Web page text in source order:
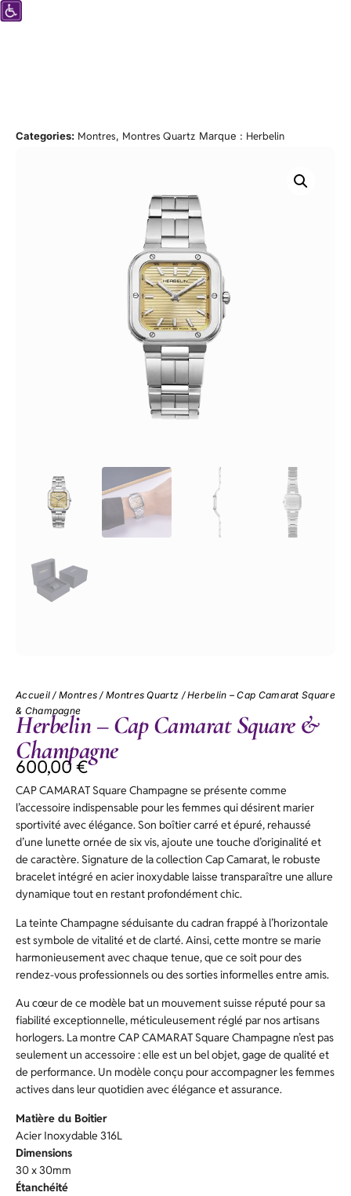
Categories: Montres, Montres Quartz Marque : Herbelin
Accueil /Montres /Montres Quartz / Herbelin – Cap Camarat Square
& Champagne
Herbelin – Cap Camarat Square &
Champagne
600,00€
CAP CAMARAT Square Champagne se présente comme
l’accessoire indispensable pour les femmes qui désirent marier
sportivité avec élégance. Son boîtier carré et épuré, rehaussé
d’une lunette ornée de six vis, ajoute une touche d’originalité et
de caractère. Signature de la collection Cap Camarat, le robuste
bracelet intégré en acier inoxydable laisse transparaître une allure
dynamique tout en restant profondément chic.
La teinte Champagne séduisante du cadran frappé à l’horizontale
est symbole de vitalité et de clarté. Ainsi, cette montre se marie
harmonieusement avec chaque tenue, que ce soit pour des
rendez-vous professionnels ou des sorties informelles entre amis.
Au cœur de ce modèle bat un mouvement suisse réputé pour sa
fiabilité exceptionnelle, méticuleusement réglé par nos artisans
horlogers. La montre CAP CAMARAT Square Champagne n’est pas
seulement un accessoire : elle est un bel objet, gage de qualité et
de performance. Un modèle conçu pour accompagner les femmes
actives dans leur quotidien avec élégance et assurance.
Matière du Boitier
Acier Inoxydable 316L
Dimensions
30 x 30mm
Étanchéité